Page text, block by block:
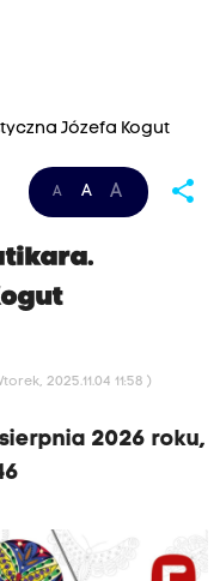
Józefa Kogut
A A A share
2025.11.04 11:58 )
2026 roku,